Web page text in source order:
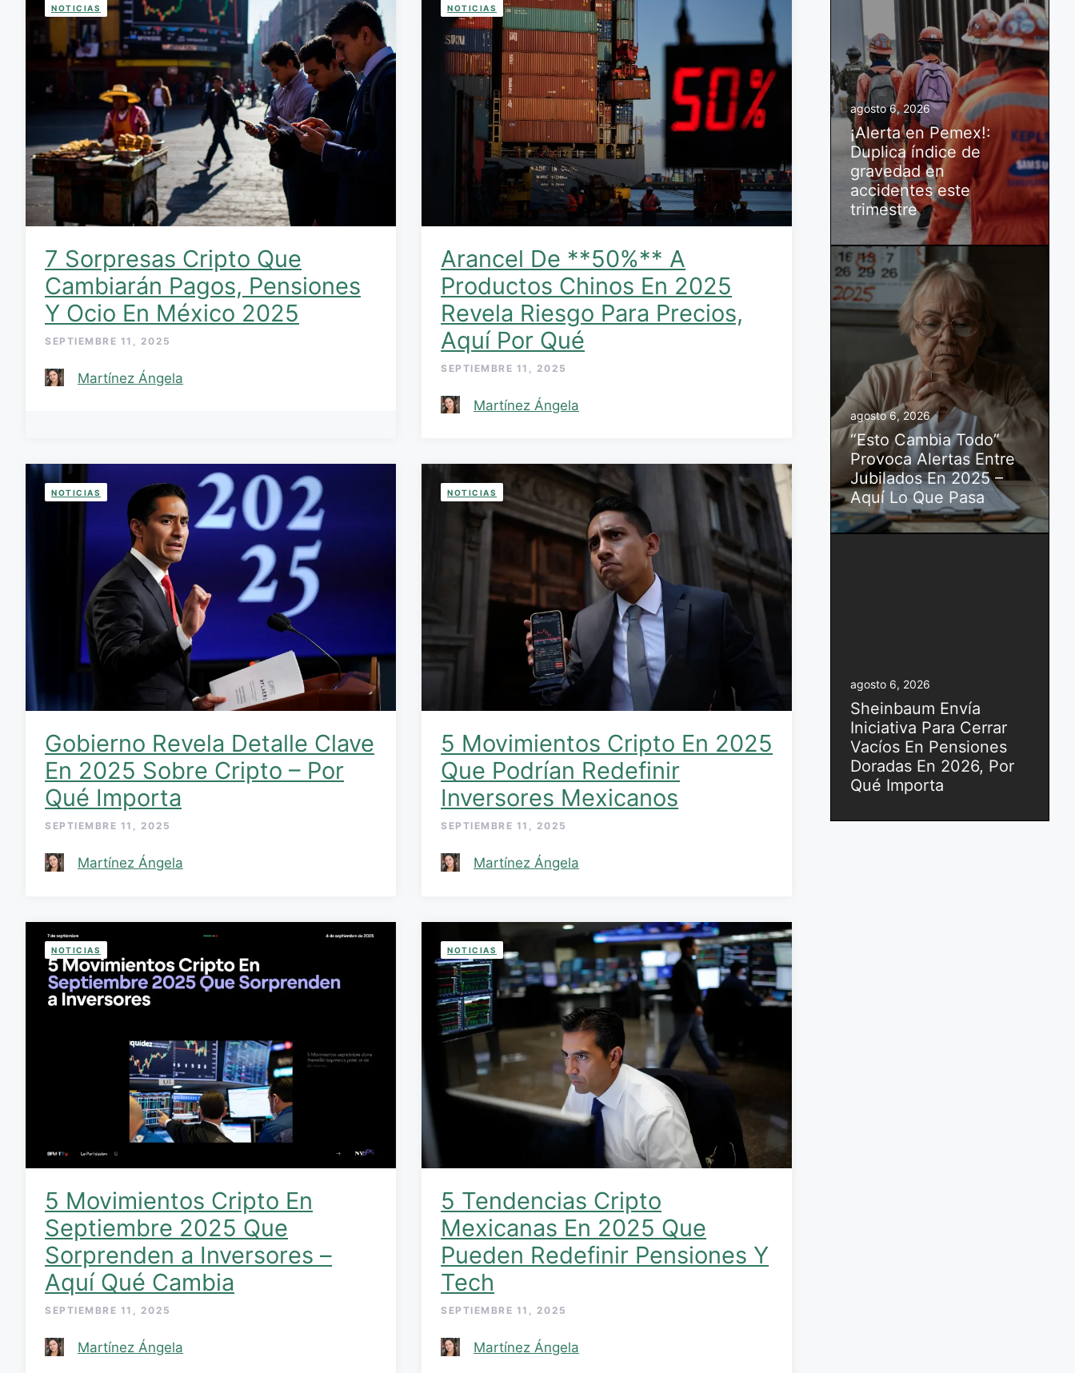
NOTICIAS
7 Sorpresas Cripto Que
Cambiarán Pagos, Pensiones
Y Ocio En México 2025
SEPTIEMBRE 11, 2025
Martínez Ángela
NOTICIAS
Arancel De **50%** A
Productos Chinos En 2025
Revela Riesgo Para Precios,
Aquí Por Qué
SEPTIEMBRE 11, 2025
Martínez Ángela
NOTICIAS
Gobierno Revela Detalle Clave
En 2025 Sobre Cripto – Por
Qué Importa
SEPTIEMBRE 11, 2025
Martínez Ángela
NOTICIAS
5 Movimientos Cripto En 2025
Que Podrían Redefinir
Inversores Mexicanos
SEPTIEMBRE 11, 2025
Martínez Ángela
NOTICIAS
5 Movimientos Cripto En
Septiembre 2025 Que
Sorprenden a Inversores –
Aquí Qué Cambia
SEPTIEMBRE 11, 2025
Martínez Ángela
NOTICIAS
5 Tendencias Cripto
Mexicanas En 2025 Que
Pueden Redefinir Pensiones Y
Tech
SEPTIEMBRE 11, 2025
Martínez Ángela
agosto 6, 2026
¡Alerta en Pemex!:
Duplica índice de
gravedad en
accidentes este
trimestre
agosto 6, 2026
“Esto Cambia Todo”
Provoca Alertas Entre
Jubilados En 2025 –
Aquí Lo Que Pasa
agosto 6, 2026
Sheinbaum Envía
Iniciativa Para Cerrar
Vacíos En Pensiones
Doradas En 2026, Por
Qué Importa